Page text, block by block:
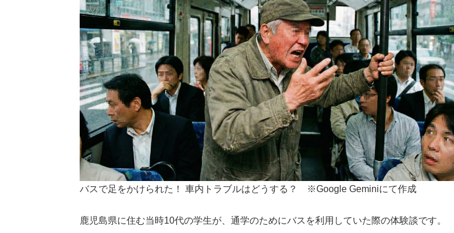
バスで足をかけられた！ 車内トラブルはどうする？ ※Google Geminiにて作成
鹿児島県に住む当時10代の学生が、通学のためにバスを利用していた際の体験談です。